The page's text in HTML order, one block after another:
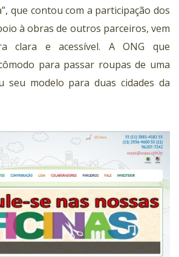
que contou com a participação dos
à obras de outros parceiros, vem
clara e acessível. A ONG que
para passar roupas de uma
seu modelo para duas cidades da